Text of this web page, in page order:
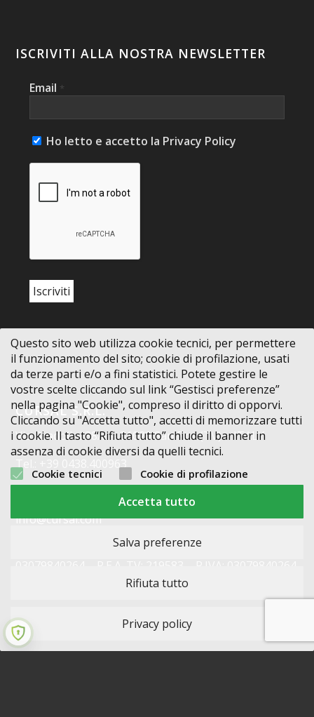
ISCRIVITI ALLA NOSTRA NEWSLETTER
Email *
Ho letto e accetto la Privacy Policy
CURSAL S.R.L.
Via Bradolini 38/a – 31020 San Fior (TV) – ITALY
Tel.: +39 0438.400963
info@cursal.com
Cap. soc.: € 10.339,00 i.v. – C.F. / Reg. impr. TV N°
Questo sito web utilizza cookie tecnici, per permettere
il funzionamento del sito; cookie di profilazione, usati
da terze parti e/o a fini statistici. Potete gestire le
vostre scelte cliccando sul link “Gestisci preferenze”
nella pagina "Cookie", compreso il diritto di opporvi.
Cliccando su "Accetta tutto", accetti di memorizzare tutti
i cookie. Il tasto “Rifiuta tutto” chiude il banner in
assenza di cookie diversi da quelli tecnici.
Cookie tecnici Cookie di profilazione
Accetta tutto
Salva preferenze
Rifiuta tutto
Privacy policy